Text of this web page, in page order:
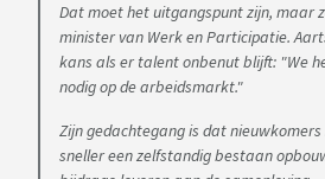
Dat moet het uitgangspunt zijn, maar
minister van Werk en Participatie.
kans als er talent onbenut blijft: "We
nodig op de arbeidsmarkt."
Zijn gedachtegang is dat
sneller een zelfstandig bestaan